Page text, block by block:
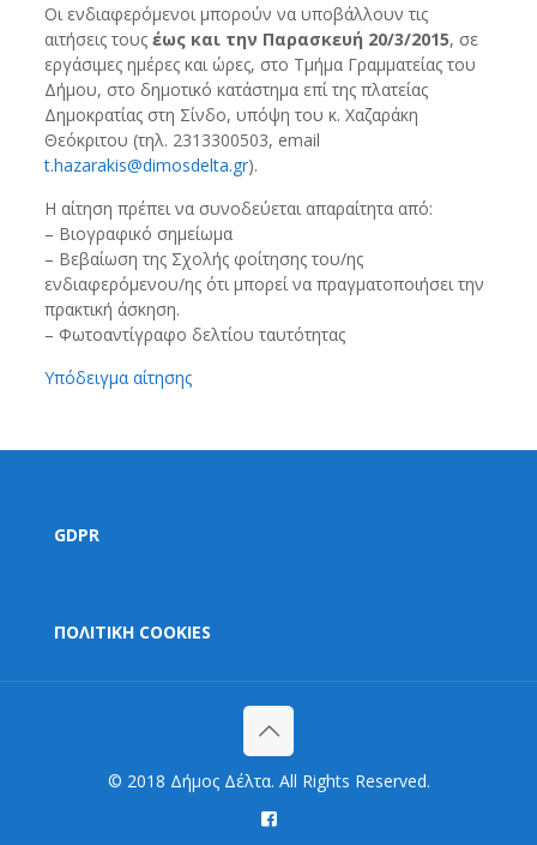
Οι ενδιαφερόμενοι μπορούν να υποβάλλουν τις
αιτήσεις τους έως και την Παρασκευή 20/3/2015, σε
εργάσιμες ημέρες και ώρες, στο Τμήμα Γραμματείας του
Δήμου, στο δημοτικό κατάστημα επί της πλατείας
Δημοκρατίας στη Σίνδο, υπόψη του κ. Χαζαράκη
Θεόκριτου (τηλ. 2313300503, email
t.hazarakis@dimosdelta.gr).
Η αίτηση πρέπει να συνοδεύεται απαραίτητα από:
– Βιογραφικό σημείωμα
– Βεβαίωση της Σχολής φοίτησης του/ης
ενδιαφερόμενου/ης ότι μπορεί να πραγματοποιήσει την
πρακτική άσκηση.
– Φωτοαντίγραφο δελτίου ταυτότητας
Υπόδειγμα αίτησης
GDPR
ΠΟΛΙΤΙΚΗ COOKIES
© 2018 Δήμος Δέλτα. All Rights Reserved.